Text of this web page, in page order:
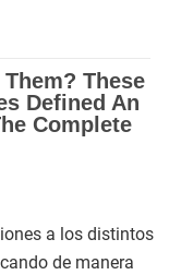
a los distintos
de manera